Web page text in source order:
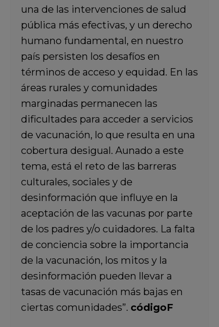
una de las intervenciones de salud
pública más efectivas, y un derecho
humano fundamental, en nuestro
país persisten los desafíos en
términos de acceso y equidad. En las
áreas rurales y comunidades
marginadas permanecen las
dificultades para acceder a servicios
de vacunación, lo que resulta en una
cobertura desigual. Aunado a este
tema, está el reto de las barreras
culturales, sociales y de
desinformación que influye en la
aceptación de las vacunas por parte
de los padres y/o cuidadores. La falta
de conciencia sobre la importancia
de la vacunación, los mitos y la
desinformación pueden llevar a
tasas de vacunación más bajas en
ciertas comunidades”. códigoF